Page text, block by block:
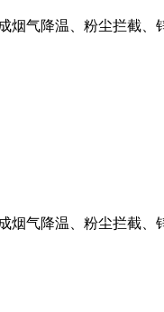
烟气降温、粉尘拦截、
烟气降温、粉尘拦截、